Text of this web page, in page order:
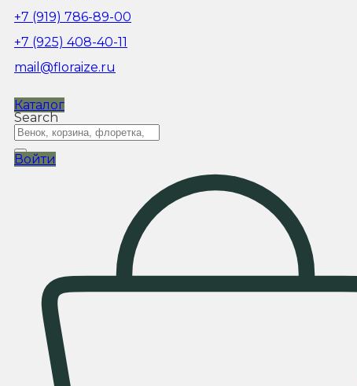
+7 (919) 786-89-00
+7 (925) 408-40-11
mail@floraize.ru
Каталог
Search
Войти